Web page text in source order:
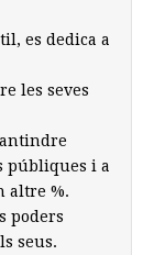
es dedica a
les seves
públiques i a
altre %.
poders
seus.